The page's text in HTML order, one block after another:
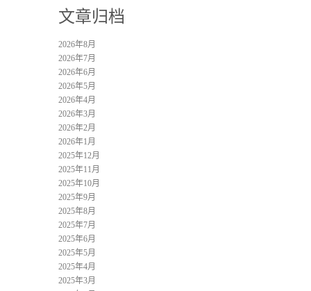
文章归档
2026年8月
2026年7月
2026年6月
2026年5月
2026年4月
2026年3月
2026年2月
2026年1月
2025年12月
2025年11月
2025年10月
2025年9月
2025年8月
2025年7月
2025年6月
2025年5月
2025年4月
2025年3月